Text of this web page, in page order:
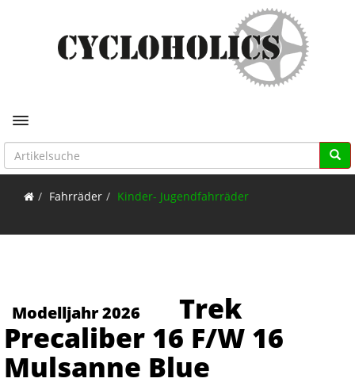
Toggle navigation
Fahrräder Kinder- Jugendfahrräder
Modelljahr 2026
Trek
Precaliber 16 F/W 16
Mulsanne Blue